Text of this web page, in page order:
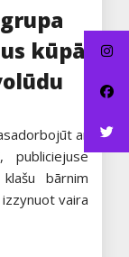
kūpā
ar
publiciejuse
bārnim
vaira